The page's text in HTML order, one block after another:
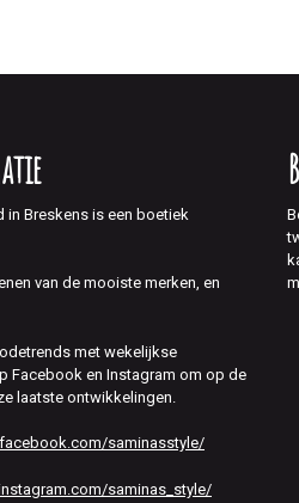
in Breskens is een boetiek
van de mooiste merken, en
met wekelijkse
Facebook en Instagram om op de
laatste ontwikkelingen.
saminasstyle/
saminas_style/